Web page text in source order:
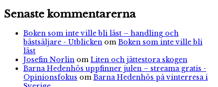
Senaste kommentarerna
Boken som inte ville bli läst – handling och
bästsäljare - Utblicken om Boken som inte ville bli
läst
Josefin Norlin om Liten och jättestora skogen
Barna Hedenhös uppfinner julen – streama gratis -
Opinionsfokus om Barna Hedenhös på vinterresa i